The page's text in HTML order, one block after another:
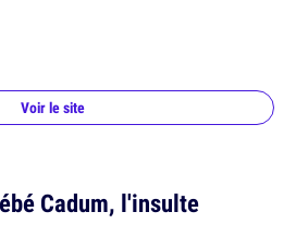
Voir le site
Cadum, l'insulte